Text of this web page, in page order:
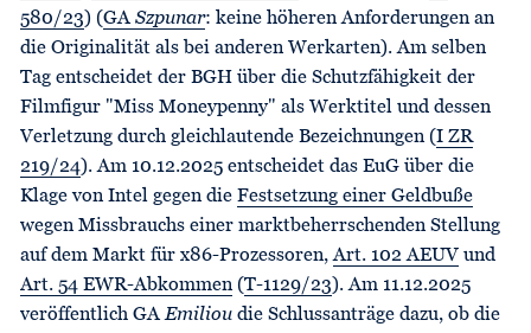
580/23) (GASzpunar: keine höheren Anforderungen an
die Originalität als bei anderen Werkarten). Am selben
Tag entscheidet der BGH über die Schutzfähigkeit der
Filmfigur "Miss Moneypenny" als Werktitel und dessen
Verletzung durch gleichlautende Bezeichnungen (I ZR
219/24). Am 10.12.2025 entscheidet das EuG über die
Klage von Intel gegen die Festsetzung einer Geldbuße
wegen Missbrauchs einer marktbeherrschenden Stellung
auf dem Markt für x86-Prozessoren,Art. 102 AEUV und
Art. 54 EWR-Abkommen (T-1129/23). Am 11.12.2025
veröffentlich GAEmiliou die Schlussanträge dazu, ob die